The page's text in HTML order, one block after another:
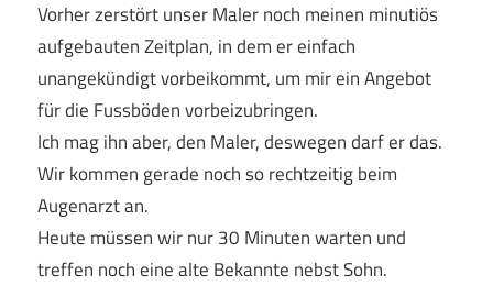
Vorher zerstört unser Maler noch meinen minutiös
aufgebauten Zeitplan, in dem er einfach
unangekündigt vorbeikommt, um mir ein Angebot
für die Fussböden vorbeizubringen.
Ich mag ihn aber, den Maler, deswegen darf er das.
Wir kommen gerade noch so rechtzeitig beim
Augenarzt an.
Heute müssen wir nur 30 Minuten warten und
treffen noch eine alte Bekannte nebst Sohn.